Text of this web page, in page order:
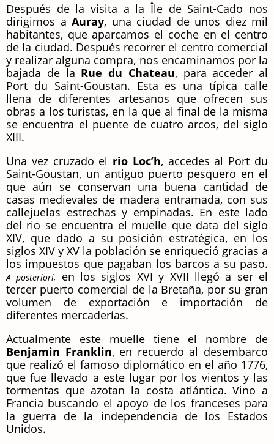
Después de la visita a la Île de Saint-Cado nos
dirigimos a Auray, una ciudad de unos diez mil
habitantes, que aparcamos el coche en el centro
de la ciudad. Después recorrer el centro comercial
y realizar alguna compra, nos encaminamos por la
bajada de la Rue du Chateau, para acceder al
Port du Saint-Goustan. Esta es una típica calle
llena de diferentes artesanos que ofrecen sus
obras a los turistas, en la que al final de la misma
se encuentra el puente de cuatro arcos, del siglo
XIII.
Una vez cruzado el rio Loc’h, accedes al Port du
Saint-Goustan, un antiguo puerto pesquero en el
que aún se conservan una buena cantidad de
casas medievales de madera entramada, con sus
callejuelas estrechas y empinadas. En este lado
del rio se encuentra el muelle que data del siglo
XIV, que dado a su posición estratégica, en los
siglos XIV y XV la población se enriqueció gracias a
los impuestos que pagaban los barcos a su paso.
A posteriori,
en los siglos XVI y XVII llegó a ser el
tercer puerto comercial de la Bretaña, por su gran
volumen de exportación e importación de
diferentes mercaderías.
Actualmente este muelle tiene el nombre de
Benjamin Franklin, en recuerdo al desembarco
que realizó el famoso diplomático en el año 1776,
que fue llevado a este lugar por los vientos y las
tormentas que azotan la costa atlántica. Vino a
Francia buscando el apoyo de los franceses para
la guerra de la independencia de los Estados
Unidos.